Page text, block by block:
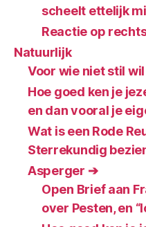
scheelt ettelijk
Reactie op
Natuurlijk
Voor wie niet stil
Hoe goed ken je
en dan vooral je
Wat is een Rode
Sterrekundig
Asperger ➔
Open Brief aan
over Pesten, en